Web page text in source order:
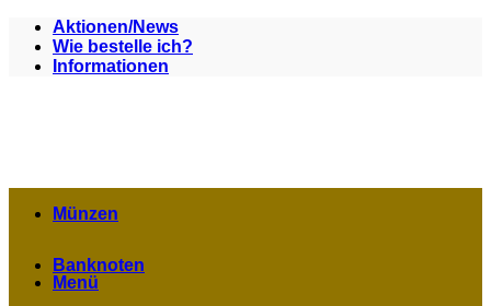
Zum
Inhalt
springen
Aktionen/News
Wie bestelle ich?
Informationen
Menü
Münzen
Banknoten